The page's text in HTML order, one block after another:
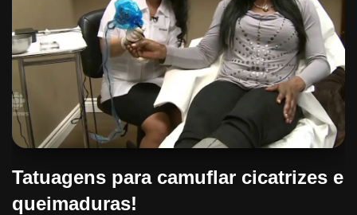
Tatuagens para camuflar cicatrizes e
queimaduras!